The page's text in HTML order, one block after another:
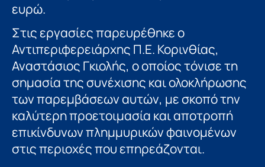
ευρώ.
Στις εργασίες παρευρέθηκε ο
Αντιπεριφερειάρχης Π.Ε. Κορινθίας,
Αναστάσιος Γκιολής, ο οποίος τόνισε τη
σημασία της συνέχισης και ολοκλήρωσης
των παρεμβάσεων αυτών, με σκοπό την
καλύτερη προετοιμασία και αποτροπή
επικίνδυνων πλημμυρικών φαινομένων
στις περιοχές που επηρεάζονται.